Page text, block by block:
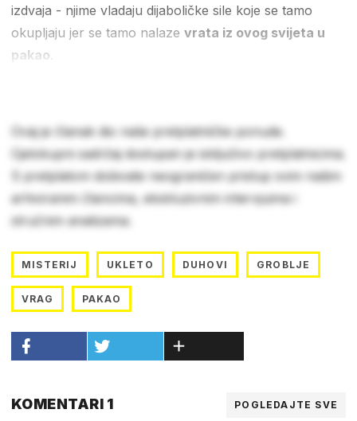
izdvaja - njime vladaju dijaboličke sile koje se tamo
okupljaju jer se tamo nalaze vrata iz ovog svijeta u
pakao
Ovaj je članak dio naše pretplatničke ponude.
Cjelokupni sadržaj dostupan je isključivo pretplatnicima.
S pretplatom dobivate neograničen pristup svim našim
arhiviranim člancima, ekskluzivnim intervjuima i
stručnim analizama.
MISTERIJ UKLETO DUHOVI GROBLJE
VRAG PAKAO
KOMENTARI 1 POGLEDAJTE SVE